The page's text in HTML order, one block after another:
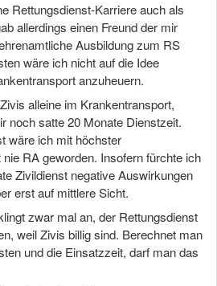
Rettungsdienst-Karriere auch als
allerdings einen Freund der mir
Ausbildung zum RS
wäre ich nicht auf die Idee
anzuheuern.
alleine im Krankentransport,
noch satte 20 Monate Dienstzeit.
wäre ich mit höchster
RA geworden. Insofern fürchte ich
Zivildienst negative Auswirkungen
erst auf mittlere Sicht.
zwar mal an, der Rettungsdienst
weil Zivis billig sind. Berechnet man
und die Einsatzzeit, darf man das